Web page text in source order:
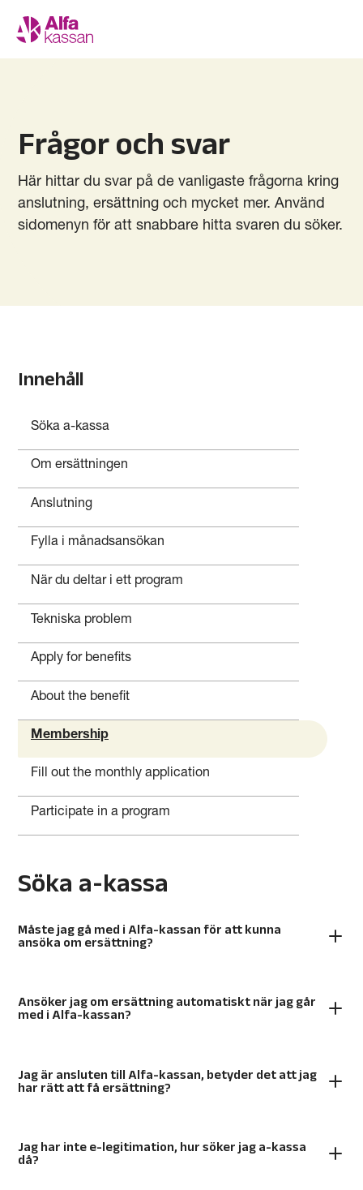
Frågor och svar
Här hittar du svar på de vanligaste frågorna kring
anslutning, ersättning och mycket mer. Använd
sidomenyn för att snabbare hitta svaren du söker.
Innehåll
Söka a-kassa
Om ersättningen
Anslutning
Fylla i månadsansökan
När du deltar i ett program
Tekniska problem
Apply for benefits
About the benefit
Membership
Fill out the monthly application
Participate in a program
Söka a-kassa
Måste jag gå med i Alfa-kassan för att kunna
ansöka om ersättning?
Ansöker jag om ersättning automatiskt när jag går
med i Alfa-kassan?
Jag är ansluten till Alfa-kassan, betyder det att jag
har rätt att få ersättning?
Jag har inte e-legitimation, hur söker jag a-kassa
då?